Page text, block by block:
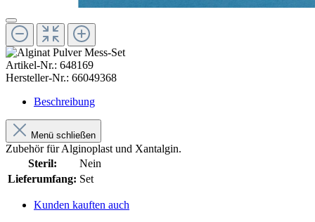
Artikel-Nr.: 648169
Hersteller-Nr.: 66049368
Beschreibung
Menü schließen
Zubehör für Alginoplast und Xantalgin.
Steril:
Nein
Lieferumfang: Set
Kunden kauften auch